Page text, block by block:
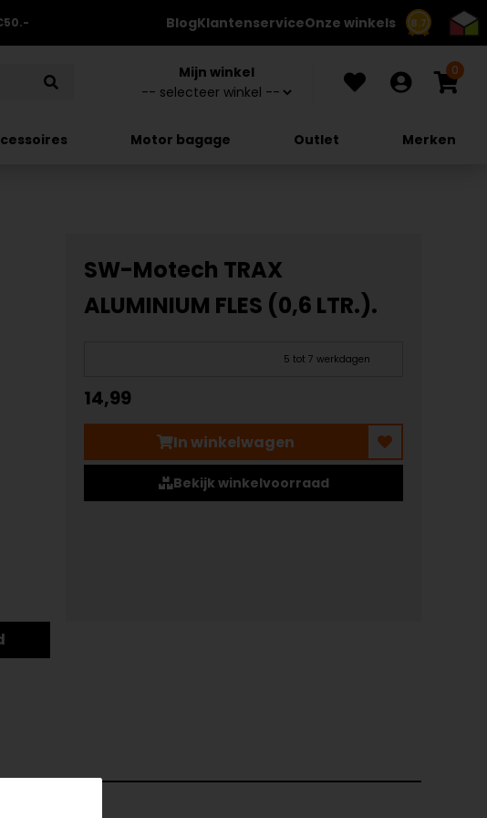
8.7
BlogKlantenserviceOnze winkels
Mijn winkel 0
Motor bagage Outlet Merken
SW-Motech TRAX
ALUMINIUM FLES (0,6 LTR.).
5 tot 7 werkdagen
14,99
In winkelwagen
Bekijk winkelvoorraad